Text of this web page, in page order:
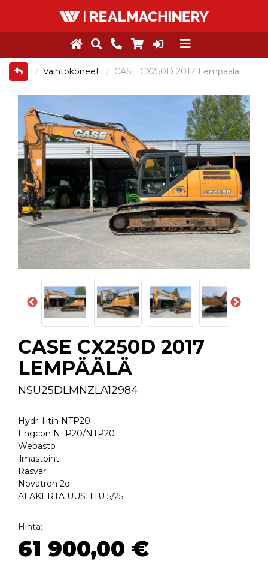
Vaihtokoneet CASE CX250D 2017 Lempäälä
CASE CX250D 2017
LEMPÄÄLÄ
NSU25DLMNZLA12984
Hydr. liitin NTP20
Engcon NTP20/NTP20
Webasto
ilmastointi
Rasvari
Novatron 2d
ALAKERTA UUSITTU 5/25
Hinta:
61 900,00 €